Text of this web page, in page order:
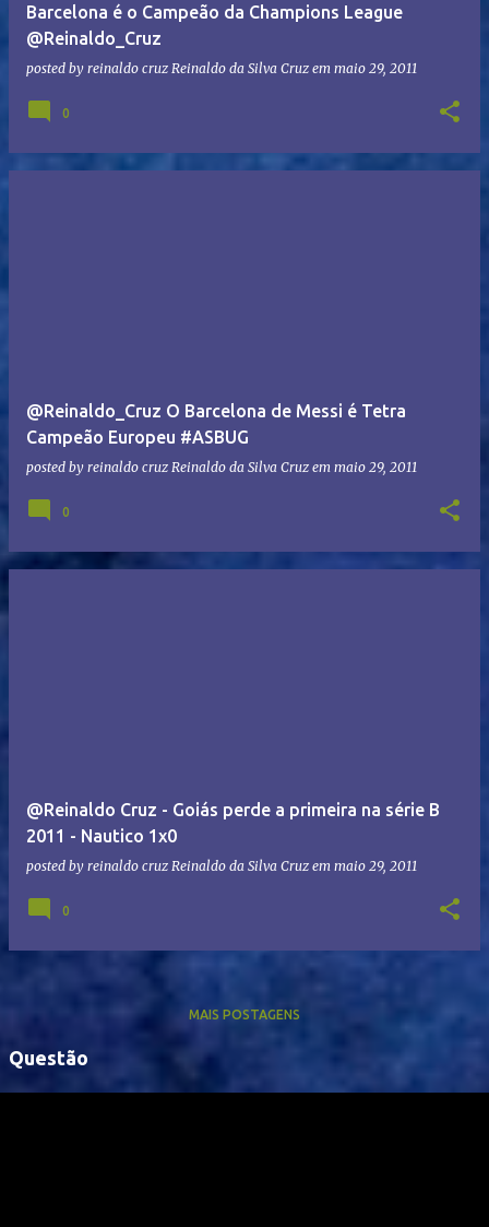
Barcelona é o Campeão da Champions League
@Reinaldo_Cruz
posted by reinaldo cruz Reinaldo da Silva Cruz em maio 29, 2011
0
@Reinaldo_Cruz O Barcelona de Messi é Tetra
Campeão Europeu #ASBUG
posted by reinaldo cruz Reinaldo da Silva Cruz em maio 29, 2011
0
@Reinaldo Cruz - Goiás perde a primeira na série B
2011 - Nautico 1x0
posted by reinaldo cruz Reinaldo da Silva Cruz em maio 29, 2011
0
MAIS POSTAGENS
Questão